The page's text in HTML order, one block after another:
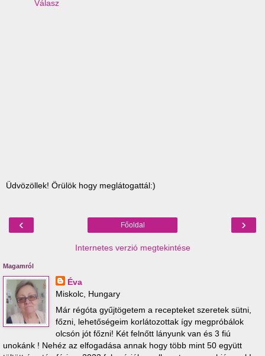
Válasz
Üdvözöllek! Örülök hogy meglátogattál:)
‹ ›
Főoldal
Internetes verzió megtekintése
Magamról
Éva
Miskolc, Hungary
Már régóta gyűjtögetem a recepteket szeretek sütni,
főzni, lehetőségeim korlátozottak így megpróbálok
olcsón jót főzni! Két felnőtt lányunk van és 3 fiú
unokánk ! Nehéz az elfogadása annak hogy több mint 50 együtt